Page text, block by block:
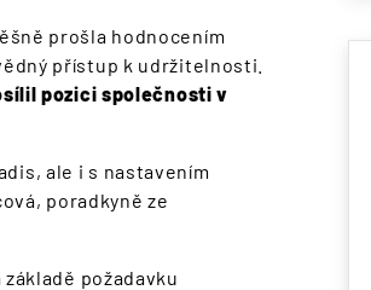
prošla hodnocením
přístup k udržitelnosti.
pozici společnosti v
ale i s nastavením
poradkyně ze
požadavku